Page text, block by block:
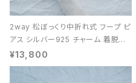
2way 松ぼっくり中折れ式 フープ ピ
アス シルバー925 チャーム 着脱可
能 レディース ユニセックス
¥13,800